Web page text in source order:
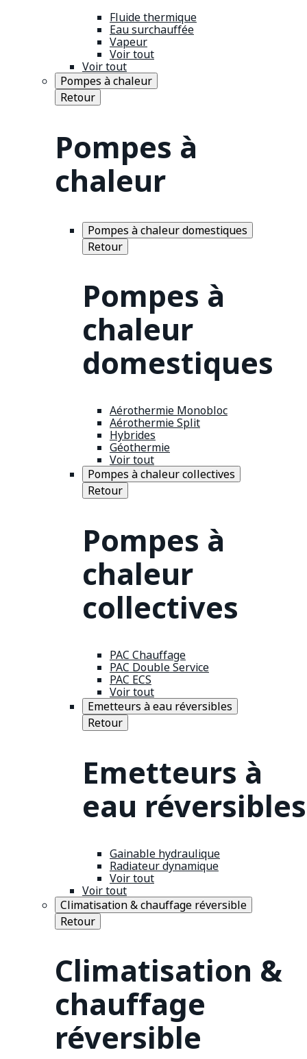
Fluide thermique
Eau surchauffée
Vapeur
Voir tout
Voir tout
Pompes à chaleur
Retour
Pompes à
chaleur
Pompes à chaleur domestiques
Retour
Pompes à
chaleur
domestiques
Aérothermie Monobloc
Aérothermie Split
Hybrides
Géothermie
Voir tout
Pompes à chaleur collectives
Retour
Pompes à
chaleur
collectives
PAC Chauffage
PAC Double Service
PAC ECS
Voir tout
Emetteurs à eau réversibles
Retour
Emetteurs à
eau réversibles
Gainable hydraulique
Radiateur dynamique
Voir tout
Voir tout
Climatisation & chauffage réversible
Retour
Climatisation &
chauffage
réversible